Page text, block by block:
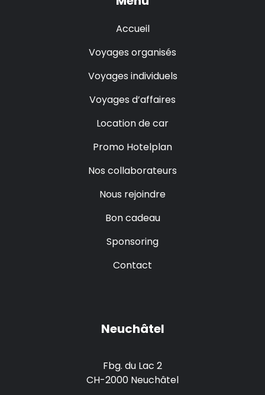
Accueil
Voyages organisés
Voyages individuels
Voyages d’affaires
Location de car
Promo Hotelplan
Nos collaborateurs
Nous rejoindre
Bon cadeau
Sponsoring
Contact
Neuchâtel
Fbg. du Lac 2
CH-2000 Neuchâtel